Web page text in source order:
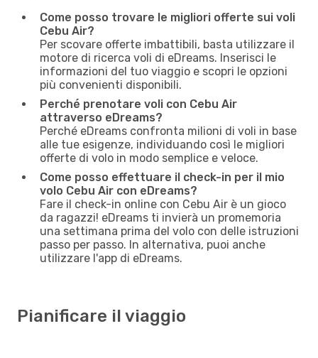
Come posso trovare le migliori offerte sui voli
Cebu Air?
Per scovare offerte imbattibili, basta utilizzare il
motore di ricerca voli di eDreams. Inserisci le
informazioni del tuo viaggio e scopri le opzioni
più convenienti disponibili.
Perché prenotare voli con Cebu Air
attraverso eDreams?
Perché eDreams confronta milioni di voli in base
alle tue esigenze, individuando così le migliori
offerte di volo in modo semplice e veloce.
Come posso effettuare il check-in per il mio
volo Cebu Air con eDreams?
Fare il check-in online con Cebu Air è un gioco
da ragazzi! eDreams ti invierà un promemoria
una settimana prima del volo con delle istruzioni
passo per passo. In alternativa, puoi anche
utilizzare l'app di eDreams.
Pianificare il viaggio